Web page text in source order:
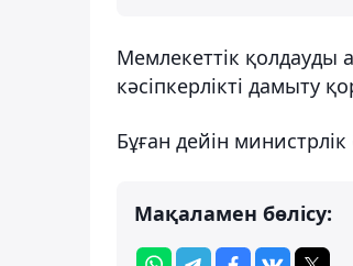
Мемлекеттік қолдауды
кәсіпкерлікті дамыту
Бұған дейін министрлік
Мақаламен бөлісу: